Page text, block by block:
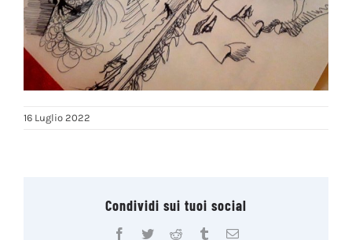
16 Luglio 2022
Condividi sui tuoi social
Facebook
TwitterReddit TumblrEmail